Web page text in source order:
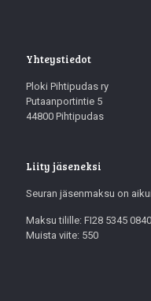
Yhteystiedot
Ploki Pihtipudas ry
Putaanportintie 5
44800 Pihtipudas
Liity jäseneksi
Seuran jäsenmaksu on
Maksu tilille: FI28 5345
Muista viite: 550